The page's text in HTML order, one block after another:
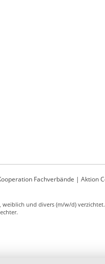
Fachverbände | Aktion
weiblich und divers (m/w/d) verzichtet.